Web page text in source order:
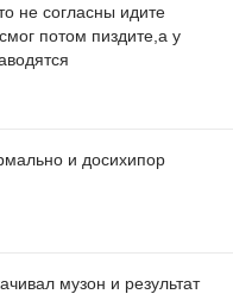
не согласны идите
потом пиздите,а у
и досихипор
музон и результат